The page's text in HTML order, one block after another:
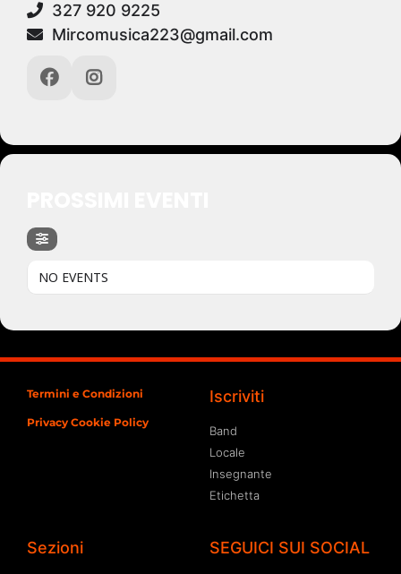
327 920 9225
Mircomusica223@gmail.com
NO EVENTS
Termini e Condizioni
Privacy Cookie Policy
Iscriviti
Band
Locale
Insegnante
Etichetta
Sezioni SEGUICI SUI SOCIAL